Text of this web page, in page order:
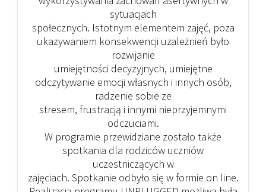
sytuacjach
społecznych. Istotnym elementem zajęć, poza
ukazywaniem konsekwencji uzależnień było
rozwijanie
umiejętności decyzyjnych, umiejętne
odczytywanie emocji własnych i innych osób,
radzenie sobie ze
stresem, frustracją i innymi nieprzyjemnymi
odczuciami.
W programie przewidziane zostało także
spotkania dla rodziców uczniów
uczestniczących w
zajęciach. Spotkanie odbyło się w formie on line.